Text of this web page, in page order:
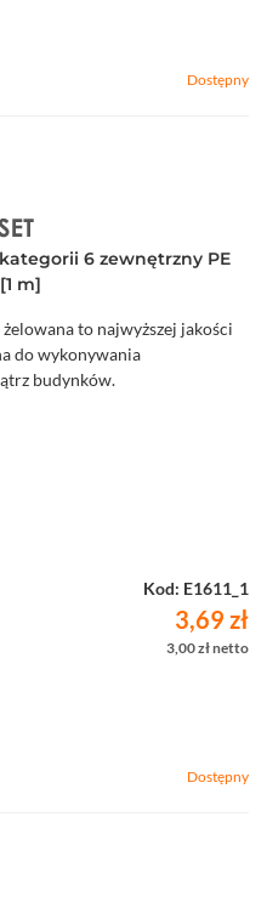
Dostępny
kategorii 6 zewnętrzny PE
m]
to najwyższej jakości
do wykonywania
budynków.
Kod: E1611_1
3,69 zł
3,00 zł netto
Dostępny